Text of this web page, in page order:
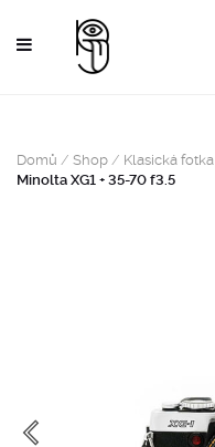
Domů / Shop / Klasická fotka
Minolta XG1 + 35-70 f3.5